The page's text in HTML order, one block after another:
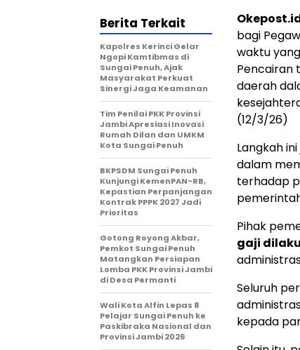
bagi
waktu
Pencairan
daerah
(12/3/26)
Langkah
dalam
terhadap
Pihak
gaji
Seluruh
kepada
Berita Terkait
Kapolres Kerinci Gelar
Ngopi Kamtibmas di
Sungai Penuh, Ajak
Masyarakat Perkuat
Sinergi Jaga Keamanan
Tim Penilai PKK Provinsi
Jambi Apresiasi Inovasi
Rumah Dilan dan UMKM
Kota Sungai Penuh
BKPSDM Sungai Penuh
Kunjungi KemenPAN-RB,
Kepastian Perpanjangan
Kontrak PPPK 2027 Jadi
Prioritas
Gotong Royong Akbar,
Pemkot Sungai Penuh
Matangkan Persiapan
Lomba PKK Provinsi Jambi
di Desa Permanti
Wali Kota Alfin Lepas 8
Pelajar Sungai Penuh ke
Paskibraka Nasional dan
Provinsi Jambi 2026